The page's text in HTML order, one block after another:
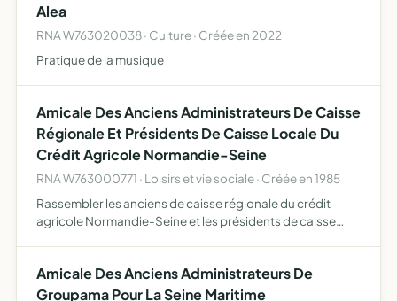
Alea
RNA W763020038 · Culture · Créée en 2022
Pratique de la musique
Amicale Des Anciens Administrateurs De Caisse
Régionale Et Présidents De Caisse Locale Du
Crédit Agricole Normandie-Seine
RNA W763000771 · Loisirs et vie sociale · Créée en 1985
Rassembler les anciens de caisse régionale du crédit
agricole Normandie-Seine et les présidents de caisse
Amicale Des Anciens Administrateurs De
Groupama Pour La Seine Maritime